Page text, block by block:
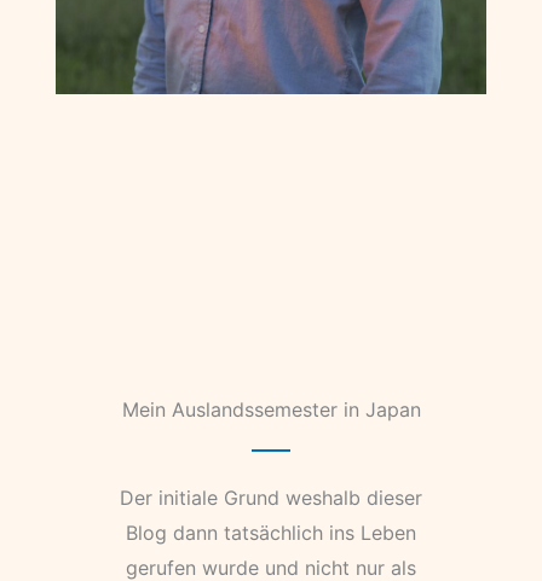
Mein Auslandssemester in Japan
Der initiale Grund weshalb dieser
Blog dann tatsächlich ins Leben
gerufen wurde und nicht nur als